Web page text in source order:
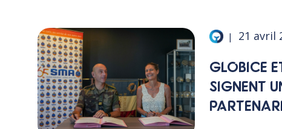
| 21 avril
GLOBICE
SIGNENT